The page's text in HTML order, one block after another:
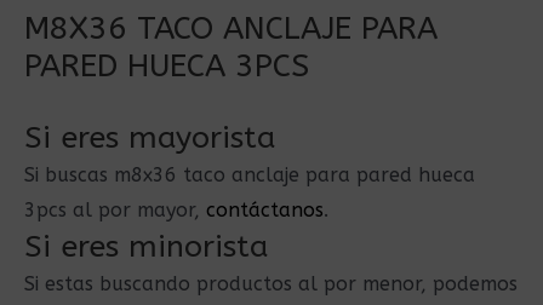
M8X36 TACO ANCLAJE PARA
PARED HUECA 3PCS
Si eres mayorista
Si buscas m8x36 taco anclaje para pared hueca
3pcs al por mayor, contáctanos.
Si eres minorista
Si estas buscando productos al por menor, podemos